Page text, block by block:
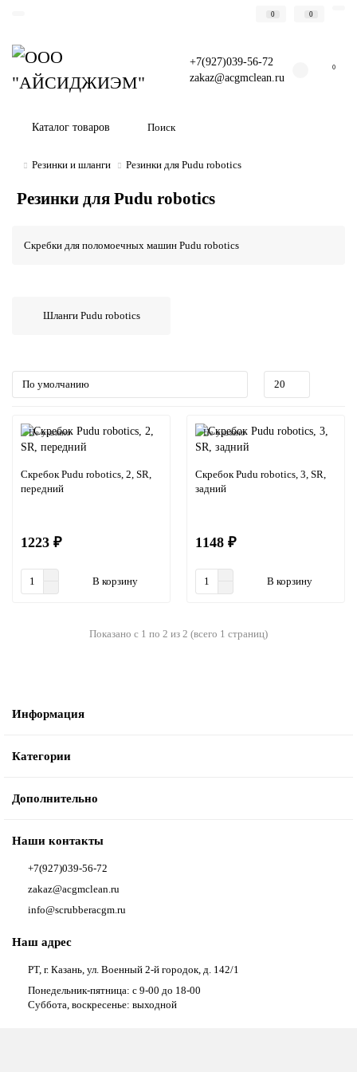
0 0
+7(927)039-56-72
zakaz@acgmclean.ru
0
Каталог товаров
Резинки и шланги Резинки для Pudu robotics
Резинки для Pudu robotics
Скребки для поломоечных машин Pudu robotics
Шланги Pudu robotics
Не указано
Скребок Pudu robotics, 2, SR,
передний
1223 ₽
В корзину
Не указано
Скребок Pudu robotics, 3, SR,
задний
1148 ₽
В корзину
Показано с 1 по 2 из 2 (всего 1 страниц)
Информация
Категории
Дополнительно
Наши контакты
+7(927)039-56-72
zakaz@acgmclean.ru
info@scrubberacgm.ru
Наш адрес
РТ, г. Казань, ул. Военный 2-й городок, д. 142/1
Понедельник-пятница: с 9-00 до 18-00
Суббота, воскресенье: выходной